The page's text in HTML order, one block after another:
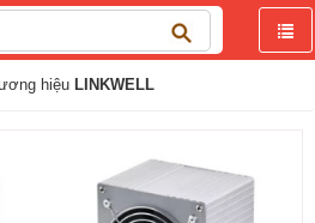
hiệu LINKWELL